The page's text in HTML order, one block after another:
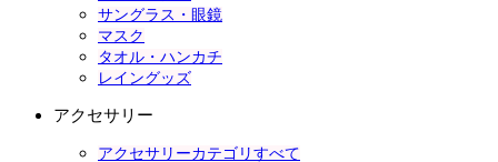
サングラス・眼鏡
マスク
タオル・ハンカチ
レイングッズ
アクセサリー
アクセサリーカテゴリすべて